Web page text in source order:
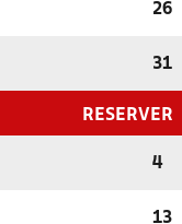
26
31
RESERVER
4
13